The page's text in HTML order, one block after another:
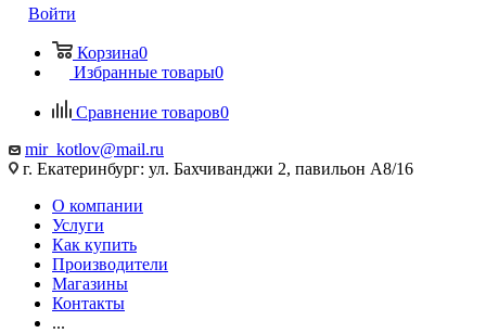
Войти
Корзина0
Избранные товары0
Сравнение товаров0
mir_kotlov@mail.ru
г. Екатеринбург: ул. Бахчиванджи 2, павильон А8/16
О компании
Услуги
Как купить
Производители
Магазины
Контакты
...